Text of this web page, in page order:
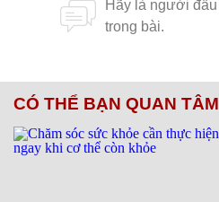
CÓ THỂ BẠN QUAN TÂM